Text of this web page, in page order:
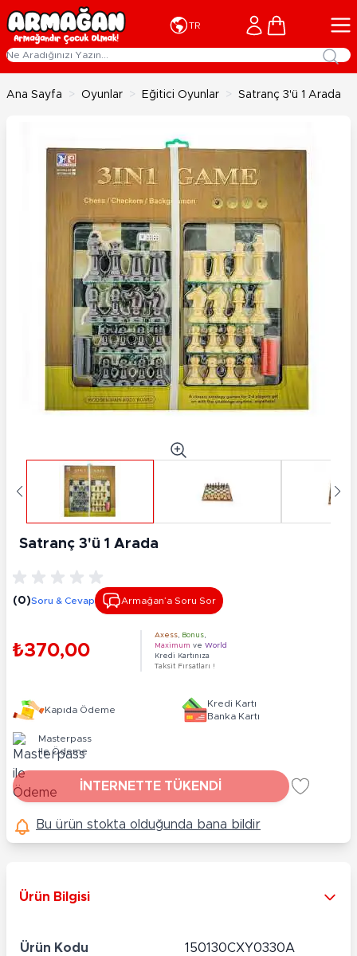
İçeriğe geç
TR Cart
Ana Sayfa > Oyunlar > Eğitici Oyunlar > Satranç 3'ü 1 Arada
Satranç 3'ü 1 Arada
(0)Soru & Cevap Armağan’a Soru Sor
₺370,00
Axess Bonus
Maximum ve World
Kredi Kartınıza
Taksit Fırsatları !
Kapıda Ödeme
Kredi Kartı
Banka Kartı
Masterpass
ile Ödeme
İNTERNETTE TÜKENDİ
Bu ürün stokta olduğunda bana bildir
Ürün Bilgisi
Ürün Kodu 150130CXY0330A